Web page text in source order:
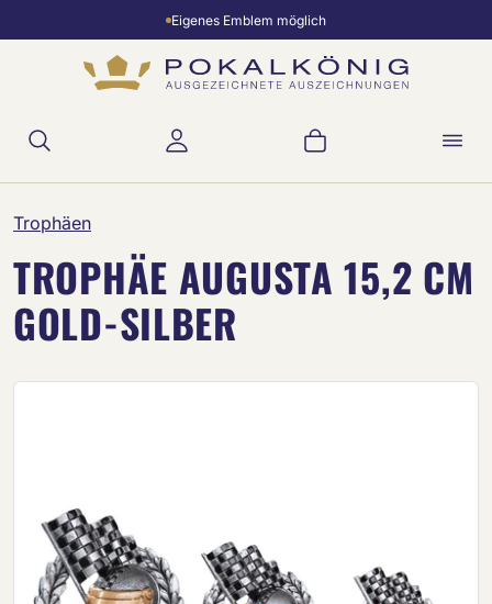
Zum Hauptinhalt springenEigenes Emblem möglich
Warenkorb
Trophäen
TROPHÄE AUGUSTA 15,2 CM
GOLD-SILBER